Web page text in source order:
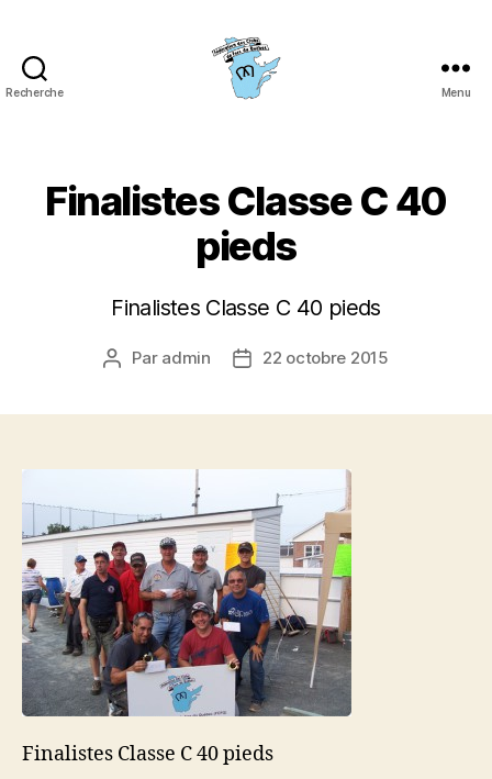
Recherche
de
fers
du
Québec
Menu
Finalistes Classe C 40
pieds
Finalistes Classe C 40 pieds
Auteur
Par admin
Date22 octobre 2015
Finalistes Classe C 40 pieds